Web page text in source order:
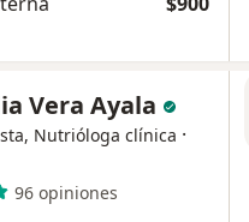
Vera Ayala
Nutrióloga clínica ·
96 opiniones